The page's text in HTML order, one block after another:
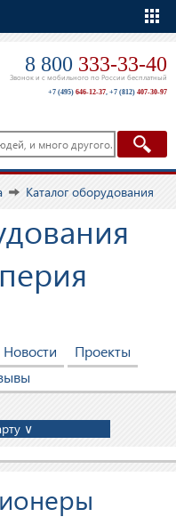
8 800 333-33-40
Звонок и с мобильного по России бесплатный
+7 (495) 646-12-37, +7 (812) 407-30-97
Каталог оборудования
Новости
Проекты
∨